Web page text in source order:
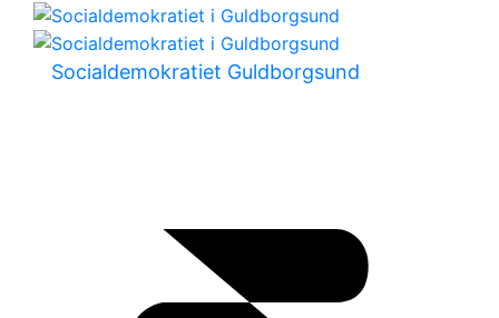
Socialdemokratiet Guldborgsund